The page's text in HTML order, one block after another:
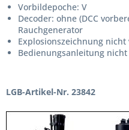
Vorbildepoche: V
Decoder: ohne (DCC
Rauchgenerator
Explosionszeichnung nicht
Bedienungsanleitung
LGB-Artikel-Nr. 23842